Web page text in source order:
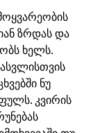
ზრდას და
ხელს.
ნუ
კვირის